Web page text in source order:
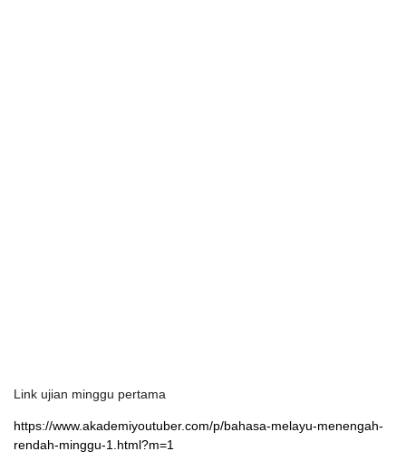
Link ujian minggu pertama
https://www.akademiyoutuber.com/p/bahasa-melayu-menengah-
rendah-minggu-1.html?m=1